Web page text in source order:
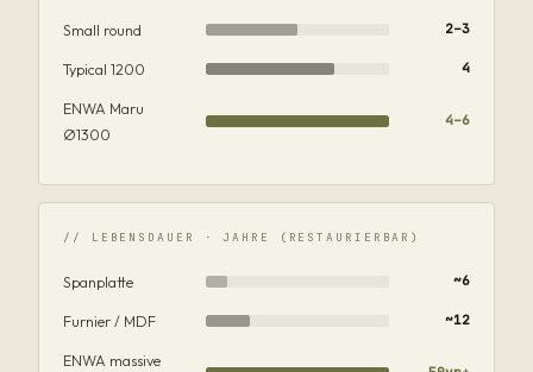
Small round 2–3
Typical 1200 4
ENWA Maru
Ø1300
4–6
// LEBENSDAUER · JAHRE (RESTAURIERBAR)
Spanplatte ~6
Furnier / MDF ~12
ENWA massive